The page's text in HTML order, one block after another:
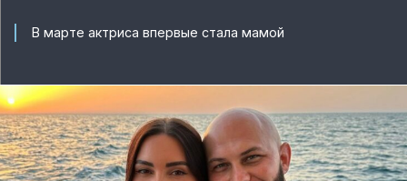
В марте актриса впервые стала мамой